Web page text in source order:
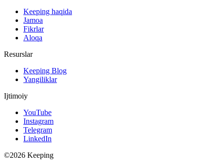
Keeping haqida
Jamoa
Fikrlar
Aloqa
Resurslar
Keeping Blog
Yangiliklar
Ijtimoiy
YouTube
Instagram
Telegram
LinkedIn
©2026 Keeping